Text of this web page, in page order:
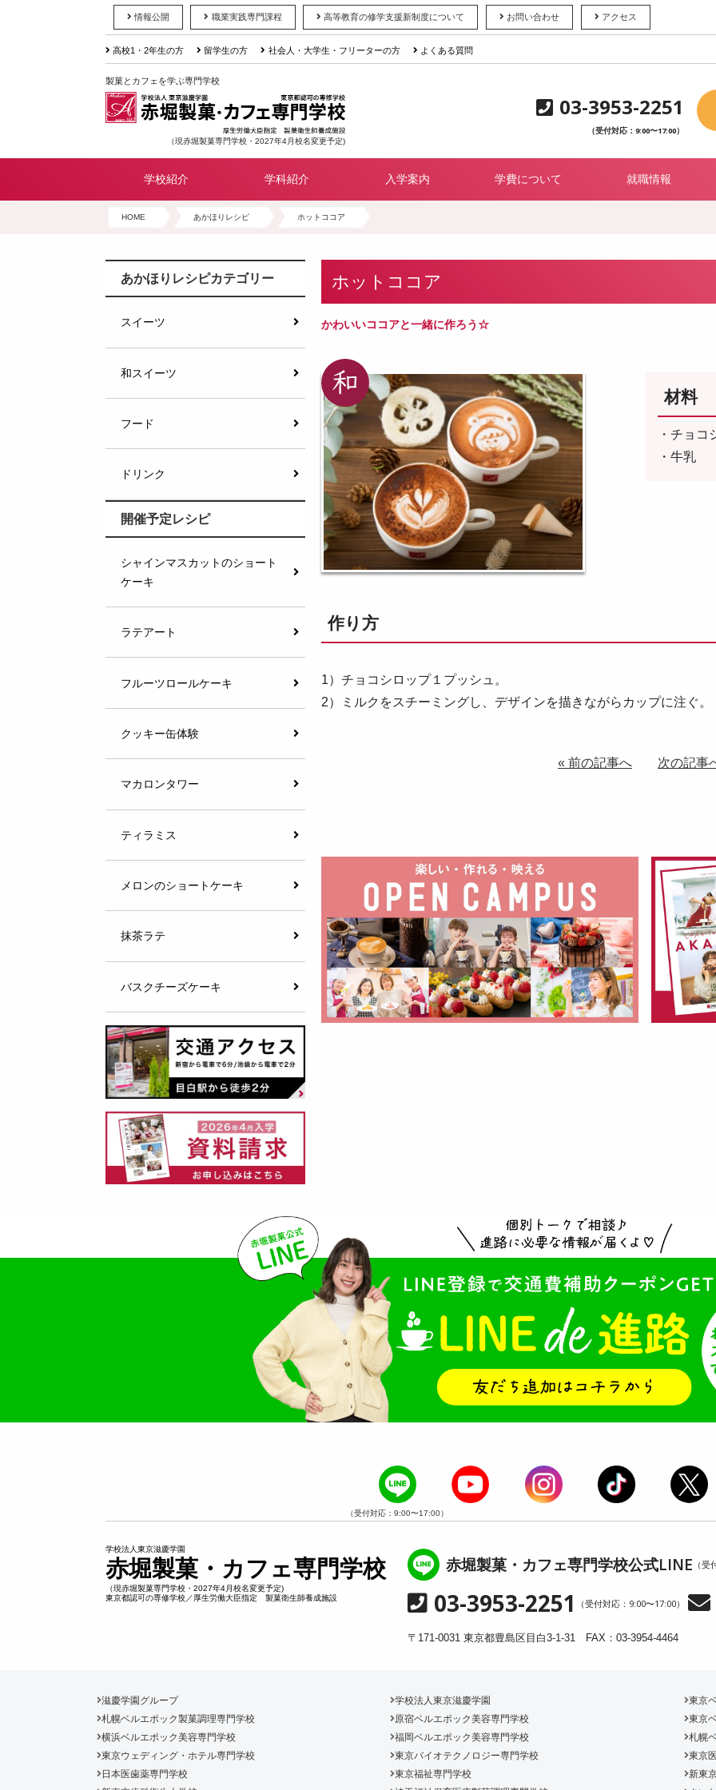
情報公開 職業実践専門課程 高等教育の修学支援新制度について お問い合わせ アクセス
高校1・2年生の方 留学生の方 社会人・大学生・フリーターの方 よくある質問
製菓とカフェを学ぶ専門学校
（現赤堀製菓専門学校・2027年4月校名変更予定)
03-3953-2251
（受付対応：9:00〜17:00）
学校紹介 学科紹介 入学案内 学費について 就職情報
HOME あかほりレシピ ホットココア
ホットココア
かわいいココアと一緒に作ろう☆
材料
・チョコ
・牛乳
作り方
1）チョコシロップ１プッシュ。
2）ミルクをスチーミングし、デザインを描きながらカップに注ぐ。
« 前の記事へ 次の記事
あかほりレシピカテゴリー
スイーツ
和スイーツ
フード
ドリンク
開催予定レシピ
シャインマスカットのショート
ケーキ
ラテアート
フルーツロールケーキ
クッキー缶体験
マカロンタワー
ティラミス
メロンのショートケーキ
抹茶ラテ
バスクチーズケーキ
（受付対応：9:00〜17:00）
学校法人東京滋慶学園
赤堀製菓・カフェ専門学校
（現赤堀製菓専門学校・2027年4月校名変更予定)
東京都認可の専修学校／厚生労働大臣指定 製菓衛生師養成施設
赤堀製菓・カフェ専門学校公式LINE （
03-3953-2251 （受付対応：9:00〜17:00）
〒171-0031 東京都豊島区目白3-1-31 FAX：03-3954-4464
滋慶学園グループ 学校法人東京滋慶学園
東京
札幌ベルエポック製菓調理専門学校
原宿ベルエポック美容専門学校
東京
横浜ベルエポック美容専門学校
福岡ベルエポック美容専門学校
札幌
東京ウェディング・ホテル専門学校
東京バイオテクノロジー専門学校
東京
日本医歯薬専門学校
東京福祉専門学校
新東